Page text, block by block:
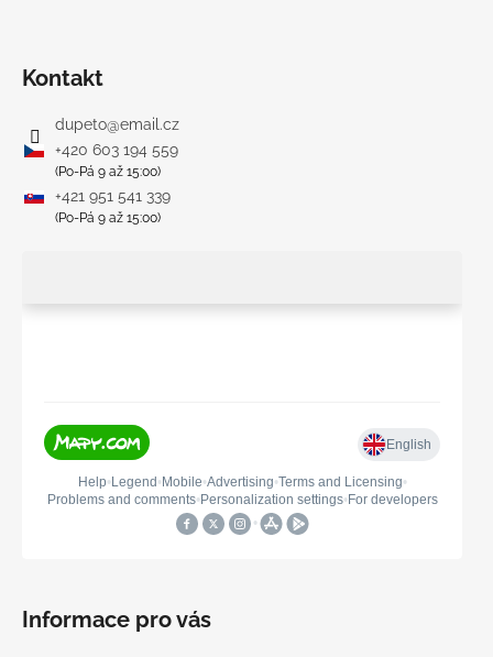
Kontakt
dupeto@email.cz
+420 603 194 559
(Po-Pá 9 až 15:00)
+421 951 541 339
(Po-Pá 9 až 15:00)
Informace pro vás